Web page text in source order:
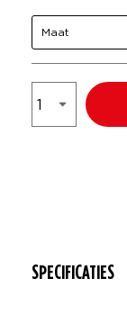
Maat
SPECIFICATIES